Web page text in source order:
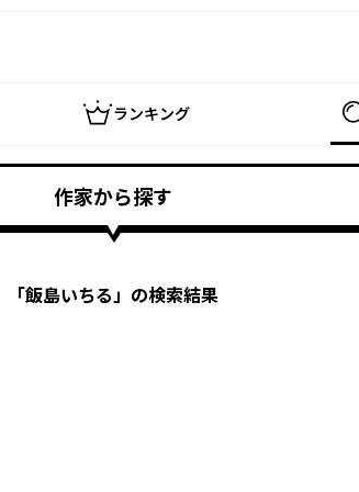
ランキング
作家から探す
「飯島いちる」の検索結果